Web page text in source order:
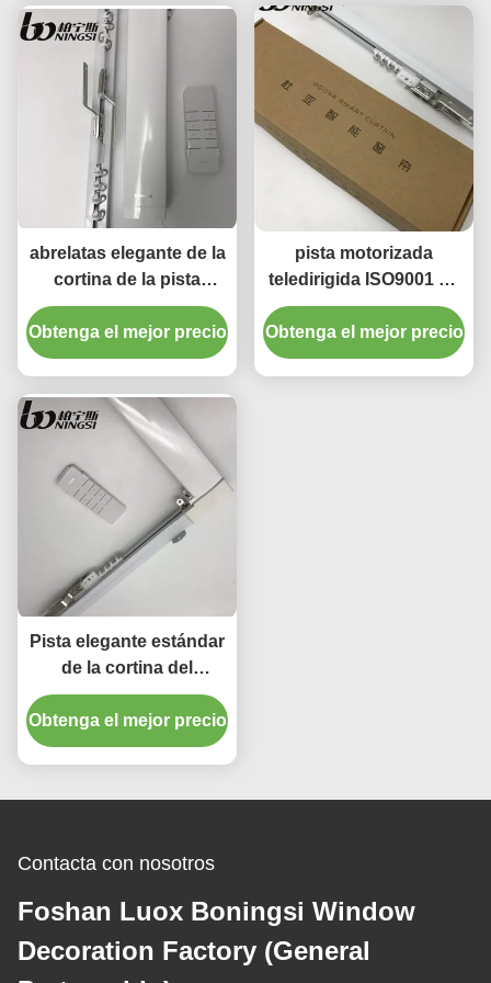
abrelatas elegante de la
cortina de la pista
elegante de la cortina
del diámetro de la
longitud 25m m de los
Obtenga el mejor precio
pista motorizada
teledirigida ISO9001 de
la cortina de Tuya de la
longitud de los 6.7m
Obtenga el mejor precio
Pista elegante estándar
de la cortina del
ALCANCE L600cm de
la aleación de aluminio
resistente
Obtenga el mejor precio
Contacta con nosotros
Foshan Luox Boningsi Window
Decoration Factory (General